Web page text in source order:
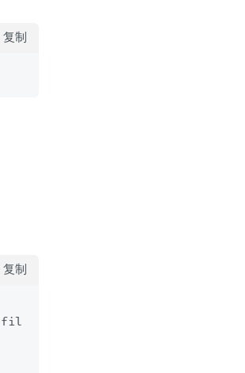
复制
复制